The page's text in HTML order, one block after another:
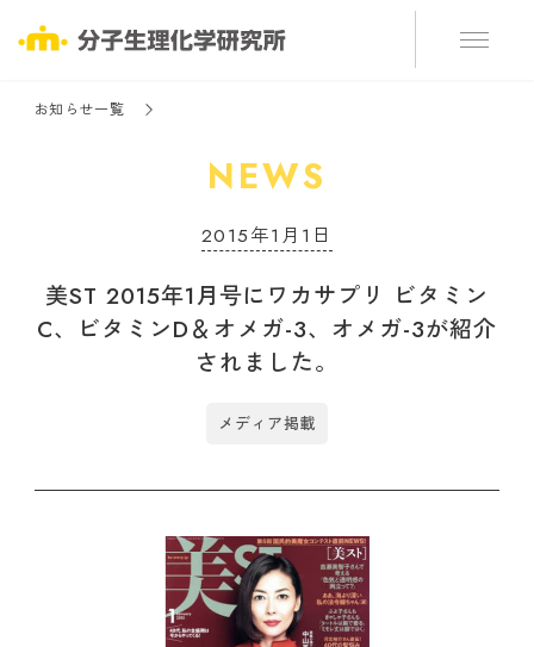
お知らせ一覧
NEWS
2015年1月1日
美ST 2015年1月号にワカサプリ ビタミン
C、ビタミンD＆オメガ-3、オメガ-3が紹介
されました。
メディア掲載